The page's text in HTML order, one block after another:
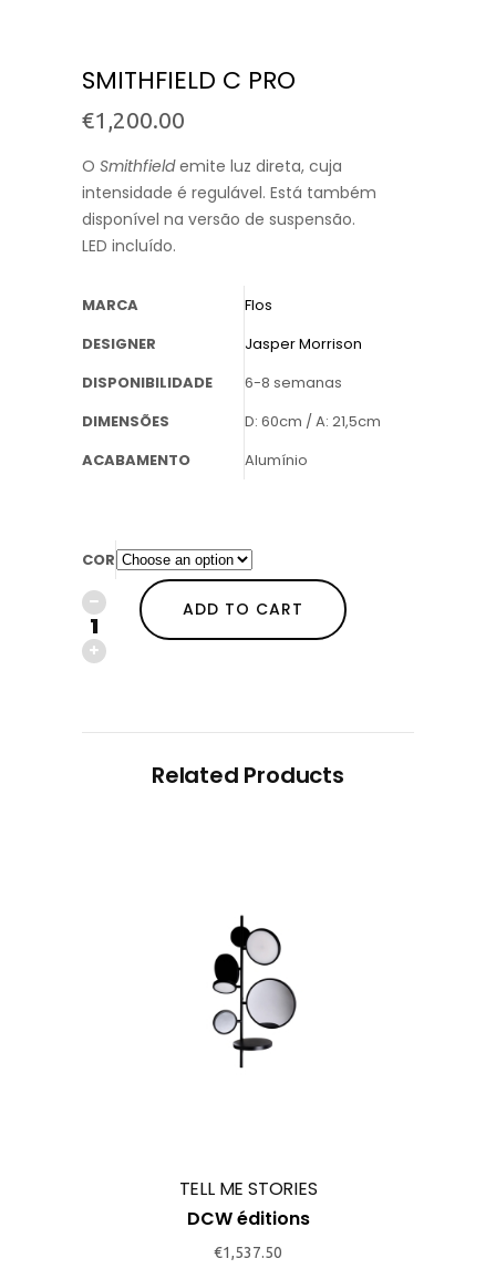
SMITHFIELD C PRO
€1,200.00
O Smithfieldemite luz direta, cuja
intensidade é regulável. Está também
disponível na versão de suspensão.
LED incluído.
MARCA
Flos
DESIGNER
Jasper Morrison
DISPONIBILIDADE
6-8 semanas
DIMENSÕES
D: 60cm / A: 21,5cm
ACABAMENTO
Alumínio
COR
ADD TO CART
Related Products
TELL ME STORIES
DCW éditions
€1,537.50